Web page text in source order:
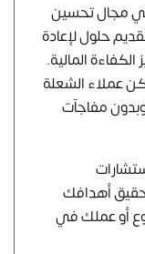
مجال تحسين
حلول لإعادة
المالية.
عملاء الشعلة
مفاجآت
أهدافك
أو عملك في